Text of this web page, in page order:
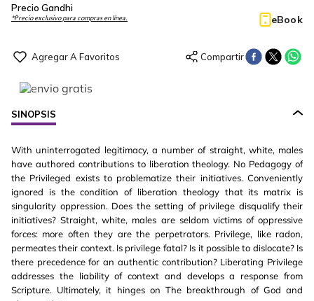
Precio Gandhi
*Precio exclusivo para compras en línea. eBook
SINOPSIS
With uninterrogated legitimacy, a number of straight, white, males
have authored contributions to liberation theology. No Pedagogy of
the Privileged exists to problematize their initiatives. Conveniently
ignored is the condition of liberation theology that its matrix is
singularity oppression. Does the setting of privilege disqualify their
initiatives? Straight, white, males are seldom victims of oppressive
forces: more often they are the perpetrators. Privilege, like radon,
permeates their context. Is privilege fatal? Is it possible to dislocate? Is
there precedence for an authentic contribution? Liberating Privilege
addresses the liability of context and develops a response from
Scripture. Ultimately, it hinges on The breakthrough of God and